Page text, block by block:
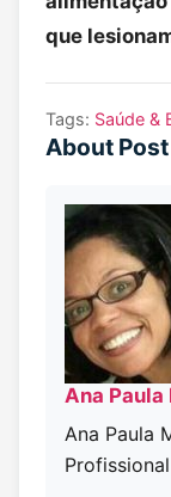
que
Tags: Saúde &
About
Ana Paula
Ana Paula
Profissional